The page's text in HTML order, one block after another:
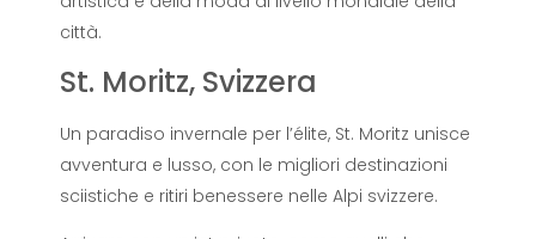
città.
St. Moritz, Svizzera
Un paradiso invernale per l’élite, St. Moritz unisce
avventura e lusso, con le migliori destinazioni
sciistiche e ritiri benessere nelle Alpi svizzere.